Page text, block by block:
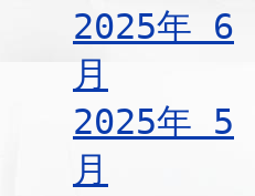
2025年 6
月
2025年 5
月